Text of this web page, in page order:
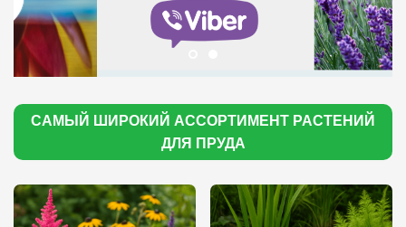
САМЫЙ ШИРОКИЙ АССОРТИМЕНТ РАСТЕНИЙ
ДЛЯ ПРУДА